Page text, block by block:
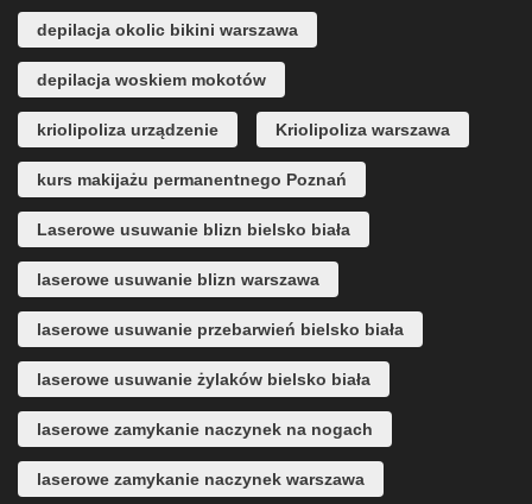
depilacja okolic bikini warszawa
depilacja woskiem mokotów
kriolipoliza urządzenie Kriolipoliza warszawa
kurs makijażu permanentnego Poznań
Laserowe usuwanie blizn bielsko biała
laserowe usuwanie blizn warszawa
laserowe usuwanie przebarwień bielsko biała
laserowe usuwanie żylaków bielsko biała
laserowe zamykanie naczynek na nogach
laserowe zamykanie naczynek warszawa